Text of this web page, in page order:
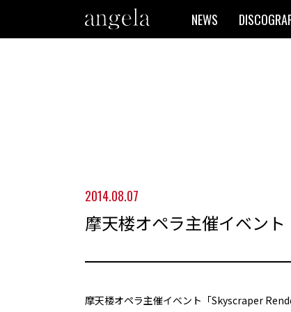
NEWS
2014.08.07
摩天楼オペラ主催イベント
摩天楼オペラ主催イベント「Skyscraper